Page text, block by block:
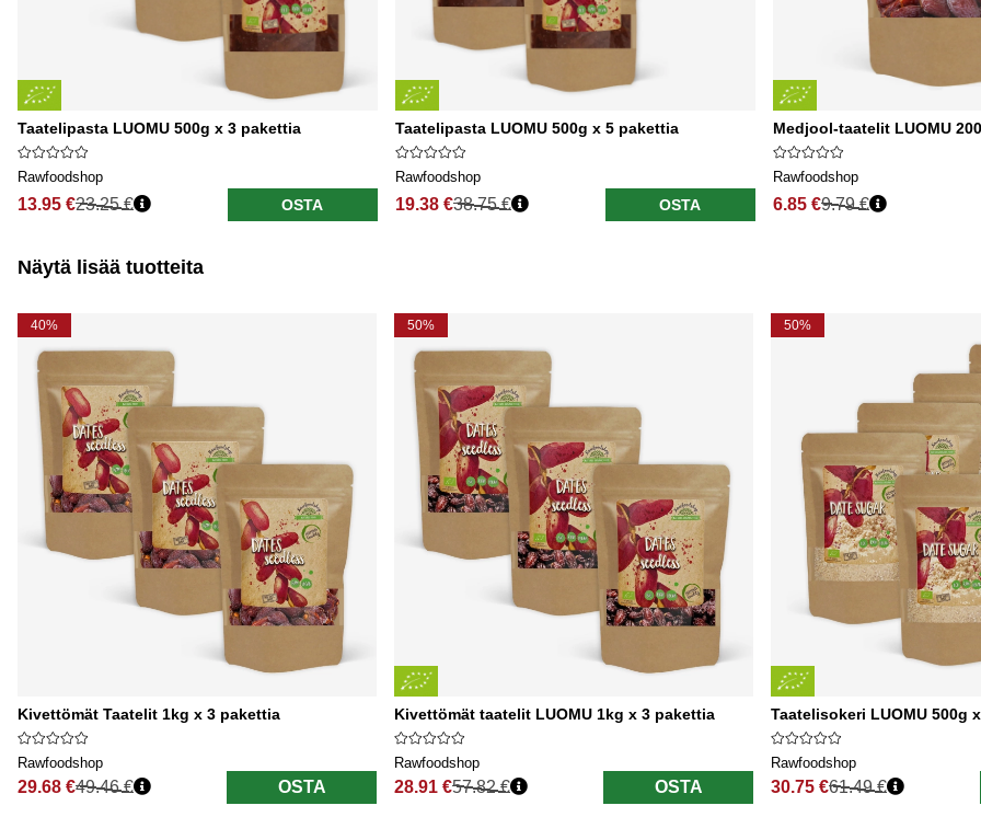
Taatelipasta LUOMU 500g x 3 pakettia
Rawfoodshop
13.95 €23.25 € OSTA
Taatelipasta LUOMU 500g x 5 pakettia
Rawfoodshop
19.38 €38.75 € OSTA
Medjool-taatelit LUOMU
Rawfoodshop
6.85 €9.79 €
Näytä lisää tuotteita
40%
Kivettömät Taatelit 1kg x 3 pakettia
Rawfoodshop
29.68 €
Normaali hinta
49.46 € OSTA
50%
Kivettömät taatelit LUOMU 1kg x 3 pakettia
Rawfoodshop
28.91 €
Normaali hinta
57.82 € OSTA
50%
Taatelisokeri LUOMU 500g
Rawfoodshop
30.75 €
Normaali hinta
61.49 €